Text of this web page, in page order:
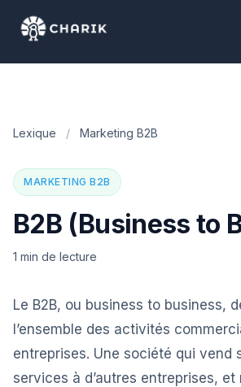
Lexique / Marketing B2B
MARKETING B2B
B2B (Business to
1 min de lecture
Le B2B, ou business to business,
l’ensemble des activités
entreprises. Une société qui vend
services à d’autres entreprises, et